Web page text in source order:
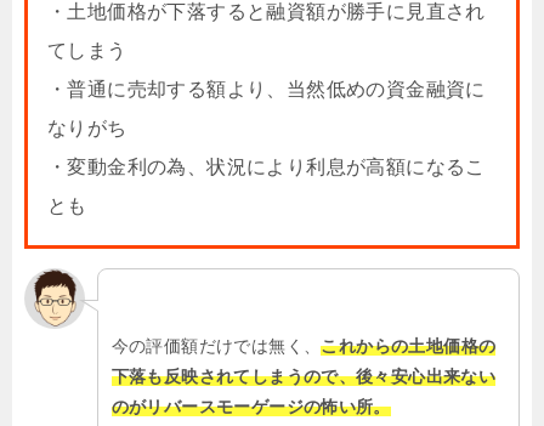
・土地価格が下落すると融資額が勝手に見直され
てしまう
・普通に売却する額より、当然低めの資金融資に
なりがち
・変動金利の為、状況により利息が高額になるこ
とも
今の評価額だけでは無く、これからの土地価格の
下落も反映されてしまうので、後々安心出来ない
のがリバースモーゲージの怖い所。